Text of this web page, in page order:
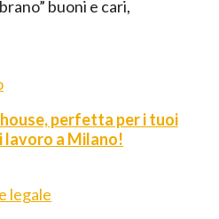
buoni e cari,
perfetta per i tuoi
lavoro a Milano!